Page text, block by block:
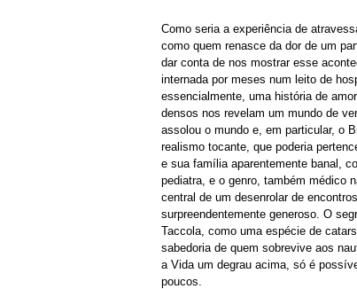
Como seria a experiência de
como quem renasce da dor de um
dar conta de nos mostrar esse
internada por meses num leito de
essencialmente, uma história de
densos nos revelam um mundo de
assolou o mundo e, em particular, o
realismo tocante, que poderia
e sua família aparentemente banal,
pediatra, e o genro, também médico
central de um desenrolar de
surpreendentemente generoso. O
Taccola, como uma espécie de
sabedoria de quem sobrevive aos
a Vida um degrau acima, só é
poucos.